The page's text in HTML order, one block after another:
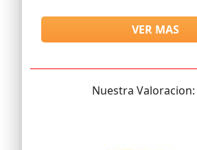
VER MAS
Nuestra Valoracion: